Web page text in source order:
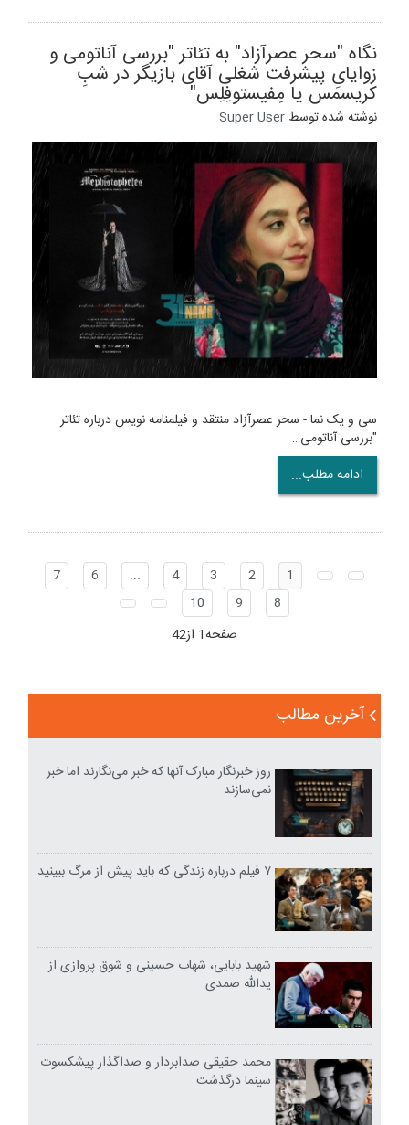
نگاه "سحر عصرآزاد" به تئاتر "بررسی آناتومی و
زوایایِ پیشرفت شغلی آقای بازیگر در شبِ
کریسمس یا مِفیستوفِلِس"
نوشته شده توسط Super User
سی و یک نما - سحر عصرآزاد منتقد و فیلمنامه نویس درباره تئاتر
"بررسی آناتومی…
ادامه مطلب...
1
2
3
4
...
6
7
8
9
10
صفحه1 از42
آخرین مطالب
روز خبرنگار مبارک آنها که خبر می‌نگارند اما خبر
نمی‌سازند
۷ فیلم درباره زندگی که باید پیش از مرگ ببینید
شهید بابایی، شهاب حسینی و شوق پروازی از
یدالله صمدی
محمد حقیقی صدابردار و صداگذار پیشکسوت
سینما درگذشت